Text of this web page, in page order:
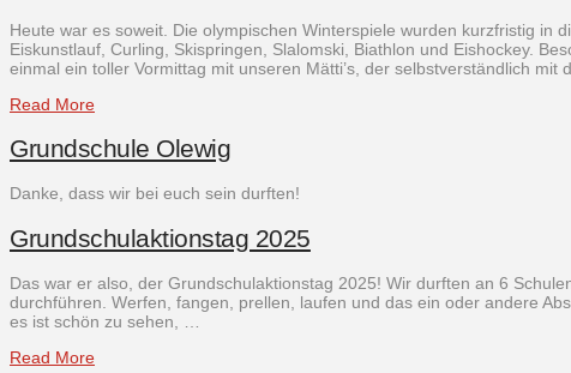
Heute war es soweit. Die olympischen Winterspiele wurden kurzfristig in
Eiskunstlauf, Curling, Skispringen, Slalomski, Biathlon und Eishockey.
einmal ein toller Vormittag mit unseren Mätti’s, der selbstverständlich mit
Read More
Grundschule Olewig
Danke, dass wir bei euch sein durften!
Grundschulaktionstag 2025
Das war er also, der Grundschulaktionstag 2025! Wir durften an 6
durchführen. Werfen, fangen, prellen, laufen und das ein oder andere
es ist schön zu sehen, …
Read More